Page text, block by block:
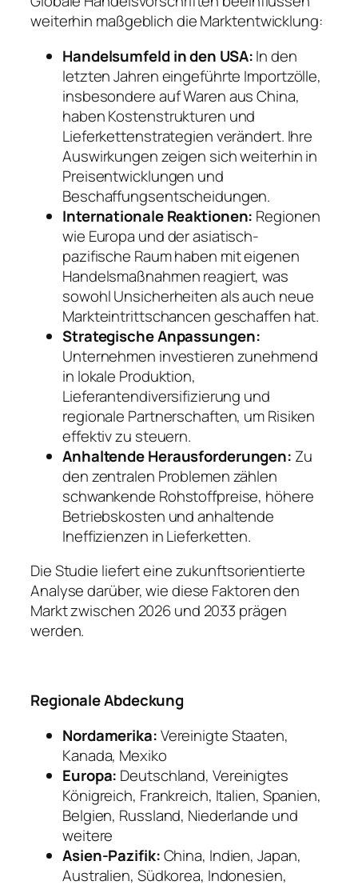
weiterhin maßgeblich die Marktentwicklung:
Handelsumfeld in den USA:In den
letzten Jahren eingeführte Importzölle,
insbesondere auf Waren aus China,
haben Kostenstrukturen und
Lieferkettenstrategien verändert. Ihre
Auswirkungen zeigen sich weiterhin in
Preisentwicklungen und
Beschaffungsentscheidungen.
Internationale Reaktionen: Regionen
wie Europa und der asiatisch-
pazifische Raum haben mit eigenen
Handelsmaßnahmen reagiert, was
sowohl Unsicherheiten als auch neue
Markteintrittschancen geschaffen hat.
Strategische Anpassungen:
Unternehmen investieren zunehmend
in lokale Produktion,
Lieferantendiversifizierung und
regionale Partnerschaften, um Risiken
effektiv zu steuern.
Anhaltende Herausforderungen: Zu
den zentralen Problemen zählen
schwankende Rohstoffpreise, höhere
Betriebskosten und anhaltende
Ineffizienzen in Lieferketten.
Die Studie liefert eine zukunftsorientierte
Analyse darüber, wie diese Faktoren den
Markt zwischen 2026 und 2033 prägen
werden.
Regionale Abdeckung
Nordamerika:Vereinigte Staaten,
Kanada, Mexiko
Europa: Deutschland, Vereinigtes
Königreich, Frankreich, Italien, Spanien,
Belgien, Russland, Niederlande und
weitere
Asien-Pazifik:China, Indien, Japan,
Australien, Südkorea, Indonesien,